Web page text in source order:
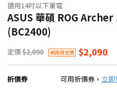
適用14吋以下筆電
ASUS 華碩 ROG Archer
(BC2400)
定價 $2,090 網路限定價 $2,090
折價券 可用折價券， 立